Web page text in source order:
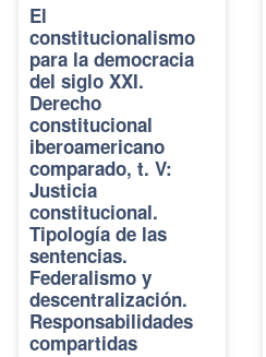
El
constitucionalismo
para la democracia
del siglo XXI.
Derecho
constitucional
iberoamericano
comparado, t. V:
Justicia
constitucional.
Tipología de las
sentencias.
Federalismo y
descentralización.
Responsabilidades
compartidas